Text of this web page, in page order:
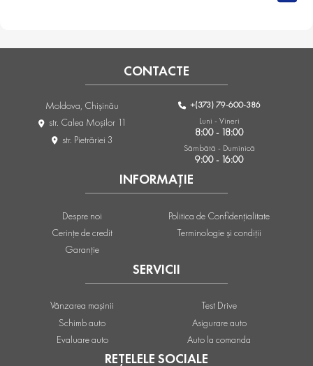
SERVICII
Vânzarea mașinii
Schimb auto
Evaluare auto
Test Drive
Asigurare auto
Auto la comanda
INFORMAȚIE
Despre noi
Cerințe de credit
Garanție
Politica de Confidențialitate
Terminologie și condiții
CONTACTE
Moldova, Chişinău
str. Calea Moşilor 11
str. Pietrăriei 3
+(373) 79-600-386
Luni - Vineri
8:00 - 18:00
Sâmbătă - Duminică
9:00 - 16:00
REȚELELE SOCIALE